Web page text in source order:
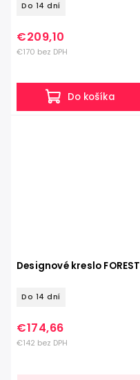
Do 14 dní
€170 bez DPH
€209,10
Do košíka
Designové kreslo FOREST
Do 14 dní
€142 bez DPH
€174,66